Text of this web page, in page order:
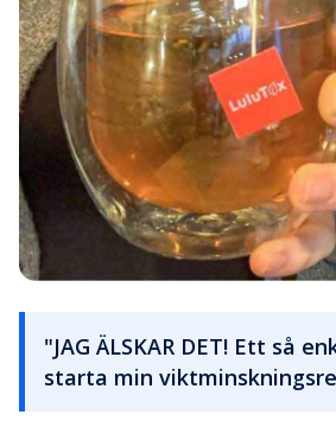
"JAG ÄLSKAR DET! Ett så
starta min